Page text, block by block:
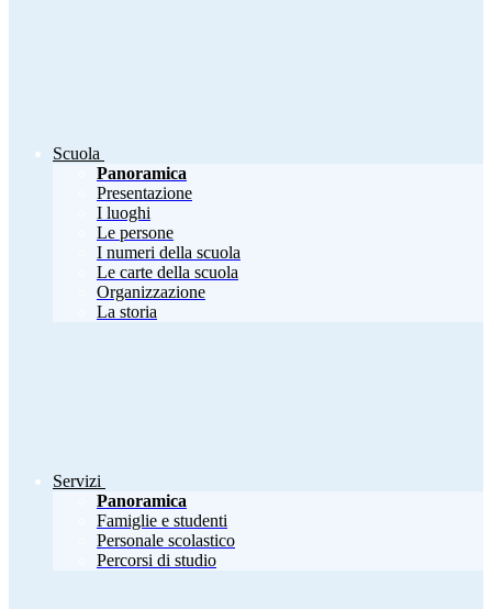
Scuola
Panoramica
Presentazione
I luoghi
Le persone
I numeri della scuola
Le carte della scuola
Organizzazione
La storia
Servizi
Panoramica
Famiglie e studenti
Personale scolastico
Percorsi di studio